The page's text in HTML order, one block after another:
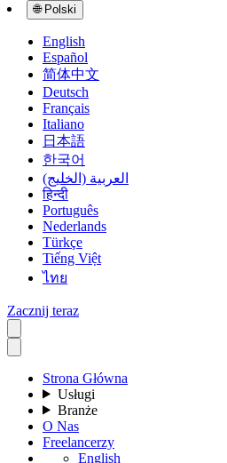
🌐 Polski
English
Español
简体中文
Deutsch
Français
Italiano
日本語
한국어
العربية (الخليج)
हिन्दी
Português
Nederlands
Türkçe
Tiếng Việt
ไทย
Zacznij teraz
Strona Główna
Usługi
Branże
O Nas
Freelancerzy
English